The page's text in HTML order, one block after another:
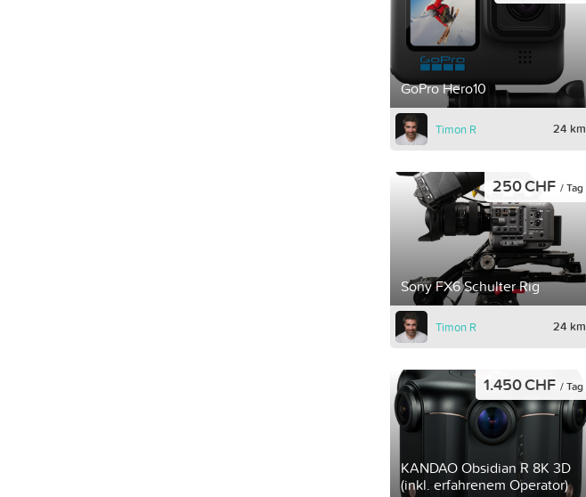
GoPro Hero10
Timon R 24 km
Sony FX6 Schulter Rig
250 CHF / Tag
Timon R 24 km
KANDAO Obsidian R 8K 3D
(inkl. erfahrenem Operator)
1.450 CHF / Tag